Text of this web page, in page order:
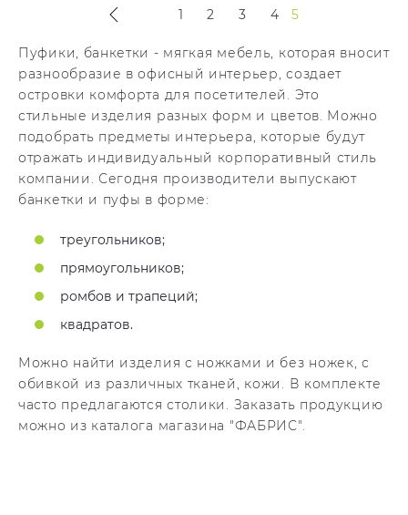
1 2 3 4 5
Пуфики, банкетки - мягкая мебель, которая вносит
разнообразие в офисный интерьер, создает
островки комфорта для посетителей. Это
стильные изделия разных форм и цветов. Можно
подобрать предметы интерьера, которые будут
отражать индивидуальный корпоративный стиль
компании. Сегодня производители выпускают
банкетки и пуфы в форме:
треугольников;
прямоугольников;
ромбов и трапеций;
квадратов.
Можно найти изделия с ножками и без ножек, с
обивкой из различных тканей, кожи. В комплекте
часто предлагаются столики. Заказать продукцию
можно из каталога магазина "ФАБРИС".